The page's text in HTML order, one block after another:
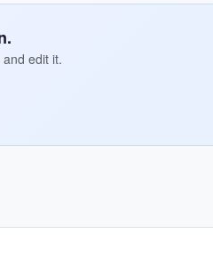
edit it.